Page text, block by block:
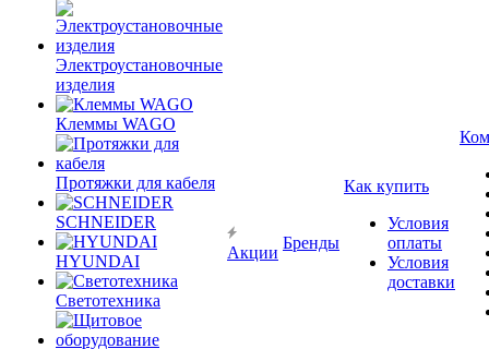
Электроустановочные
изделия
Клеммы WAGO
Протяжки для кабеля
SCHNEIDER
HYUNDAI
Светотехника
Акции
Бренды
Как купить
Условия
оплаты
Условия
доставки